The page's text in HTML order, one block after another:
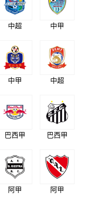
中超 中甲
中甲 中超
巴西甲 巴西甲
阿甲 阿甲